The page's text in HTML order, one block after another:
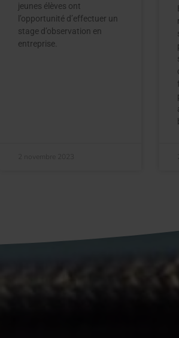
jeunes élèves ont
l’opportunité d’effectuer un
stage d’observation en
entreprise.